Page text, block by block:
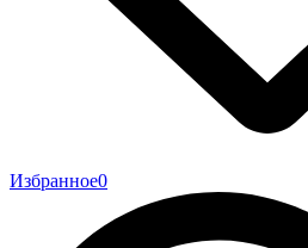
Избранное0